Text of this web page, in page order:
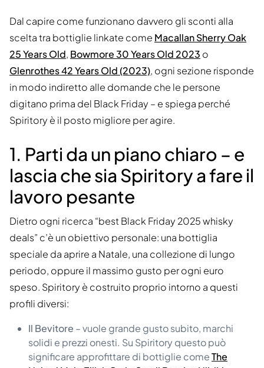
Dal capire come funzionano davvero gli sconti alla
scelta tra bottiglie linkate come Macallan Sherry Oak
25 Years Old, Bowmore 30 Years Old 2023 o
Glenrothes 42 Years Old (2023), ogni sezione risponde
in modo indiretto alle domande che le persone
digitano prima del Black Friday – e spiega perché
Spiritory è il posto migliore per agire.
1. Parti da un piano chiaro – e
lascia che sia Spiritory a fare il
lavoro pesante
Dietro ogni ricerca “best Black Friday 2025 whisky
deals” c’è un obiettivo personale: una bottiglia
speciale da aprire a Natale, una collezione di lungo
periodo, oppure il massimo gusto per ogni euro
speso. Spiritory è costruito proprio intorno a questi
profili diversi:
Il Bevitore – vuole grande gusto subito, marchi
solidi e prezzi onesti. Su Spiritory questo può
significare approfittare di bottiglie comeThe